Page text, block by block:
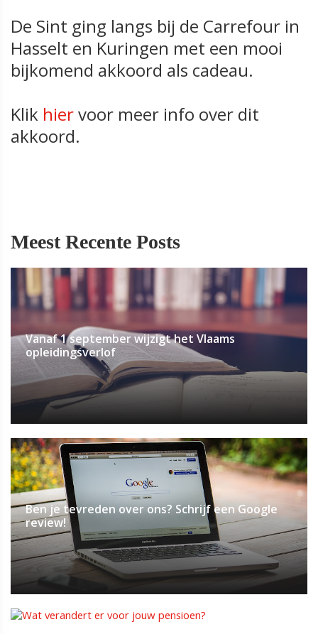
De Sint ging langs bij de Carrefour in
Hasselt en Kuringen met een mooi
bijkomend akkoord als cadeau.
Klik hiervoor meer info over dit
akkoord.
Meest Recente Posts
Vanaf 1 september wijzigt het Vlaams
opleidingsverlof
Ben je tevreden over ons? Schrijf een Google
review!